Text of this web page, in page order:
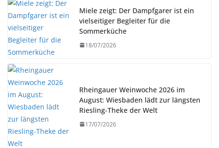
Miele zeigt: Der Dampfgarer ist ein
vielseitiger Begleiter für die
Sommerküche
18/07/2026
Rheingauer Weinwoche 2026 im
August: Wiesbaden lädt zur längsten
Riesling-Theke der Welt
17/07/2026